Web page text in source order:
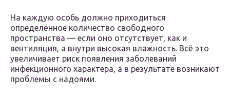
На каждую особь должно приходиться
определённое количество свободного
пространства — если оно отсутствует, как и
вентиляция, а внутри высокая влажность. Всё это
увеличивает риск появления заболеваний
инфекционного характера, а в результате возникают
проблемы с надоями.